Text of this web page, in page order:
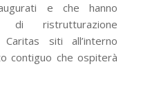
e che hanno
di ristrutturazione
siti all’interno
contiguo che ospiterà